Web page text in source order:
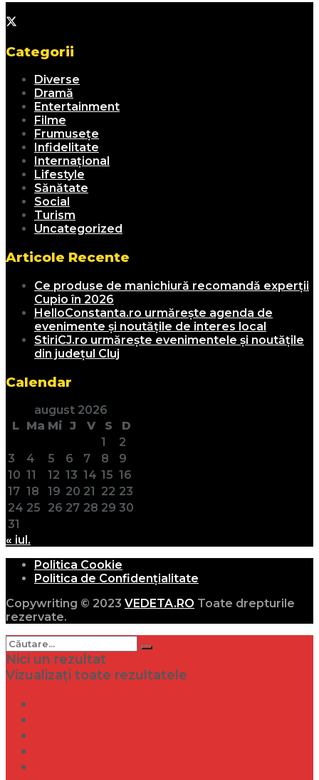
Categorii
Diverse
Dramă
Entertainment
Filme
Frumusețe
Infidelitate
Internațional
Lifestyle
Sănătate
Social
Turism
Uncategorized
Articole Recente
Ce produse de manichiură recomandă experții
Cupio în 2026
HelloConstanta.ro urmărește agenda de
evenimente și noutățile de interes local
StiriCJ.ro urmărește evenimentele și noutățile
din județul Cluj
Calendar
august 2026
L Ma Mi J V S
D
1
2
3
4 5 6 7 8
9
10 11 12 13 14 15 16
17 18 19 20 21 22 23
24 25 26 27 28 29 30
31
« iul.
Politica Cookie
Politica de Confidențialitate
Copywriting © 2023 VEDETA.RO Toate drepturile
rezervate.
Nici un rezultat
Vizualizați toate rezultatele